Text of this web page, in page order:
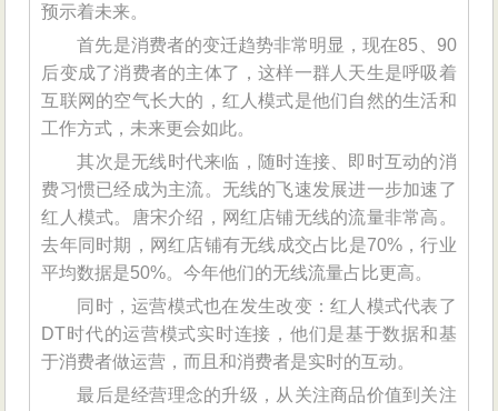
预示着未来。
首先是消费者的变迁趋势非常明显，现在85、90
后变成了消费者的主体了，这样一群人天生是呼吸着
互联网的空气长大的，红人模式是他们自然的生活和
工作方式，未来更会如此。
其次是无线时代来临，随时连接、即时互动的消
费习惯已经成为主流。无线的飞速发展进一步加速了
红人模式。唐宋介绍，网红店铺无线的流量非常高。
去年同时期，网红店铺有无线成交占比是70%，行业
平均数据是50%。今年他们的无线流量占比更高。
同时，运营模式也在发生改变：红人模式代表了
DT时代的运营模式实时连接，他们是基于数据和基
于消费者做运营，而且和消费者是实时的互动。
最后是经营理念的升级，从关注商品价值到关注